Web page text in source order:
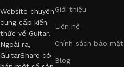
Website chuyên
cung cấp kiến
thức về Guitar.
Ngoài ra,
GuitarShare có
Giới thiệu
Liên hệ
Chính sách bảo mật
Blog